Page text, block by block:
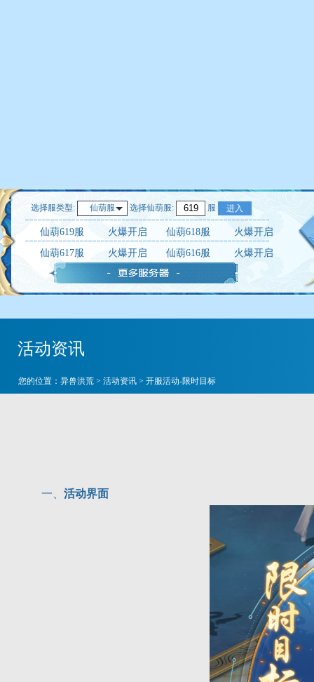
选择服类型: 仙葫服 选择仙葫服: 服 进入
仙葫619服 火爆开启 仙葫618服
火爆开启
仙葫617服
火爆开启 仙葫616服 火爆开启
活动资讯
您的位置： 异兽洪荒 > 活动资讯 > 开服活动-限时目标
一、 活动界面